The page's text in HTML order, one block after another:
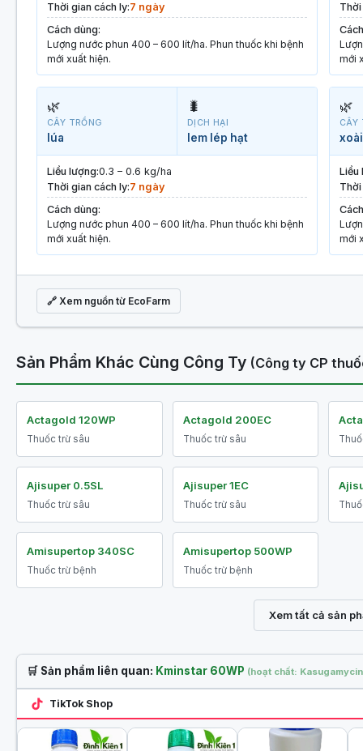
Thời gian cách ly:7 ngày
Cách dùng:
Lượng nước phun 400 – 600 lít/ha. Phun thuốc khi bệnh
mới xuất hiện.
Thời
mới
🌿
CÂY TRỒNG
lúa
🐛
DỊCH HẠI
lem lép hạt
Liều lượng:0.3 – 0.6 kg/ha
Thời gian cách ly:7 ngày
Cách dùng:
Lượng nước phun 400 – 600 lít/ha. Phun thuốc khi bệnh
mới xuất hiện.
🌿
CÂY
xoài
Liều
Thời
mới
🔗 Xem nguồn từ EcoFarm
Sản Phẩm Khác Cùng Công Ty (Công ty CP
Actagold 120WP
Thuốc trừ sâu
Actagold 200EC
Thuốc trừ sâu
Ajisuper 0.5SL
Thuốc trừ sâu
Ajisuper 1EC
Thuốc trừ sâu
Amisupertop 340SC
Thuốc trừ bệnh
Amisupertop 500WP
Thuốc trừ bệnh
Xem tất cả sản
🛒 Sản phẩm liên quan: Kminstar 60WP (hoạt chất:
TikTok Shop